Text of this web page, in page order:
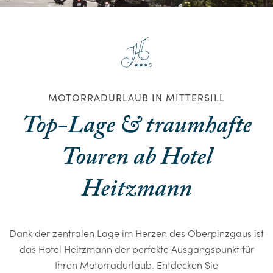
MOTORRADURLAUB IN MITTERSILL
Top-Lage & traumhafte
Touren ab Hotel
Heitzmann
Dank der zentralen Lage im Herzen des Oberpinzgaus ist
das Hotel Heitzmann der perfekte Ausgangspunkt für
Ihren Motorradurlaub. Entdecken Sie